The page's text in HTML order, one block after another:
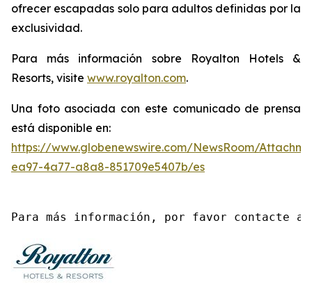
ofrecer escapadas solo para adultos definidas por la
exclusividad.
Para más información sobre Royalton Hotels &
Resorts, visite www.royalton.com.
Una foto asociada con este comunicado de prensa
está disponible en:
https://www.globenewswire.com/NewsRoom/
ea97-4a77-a8a8-851709e5407b/es
Para más información, por favor contacte a